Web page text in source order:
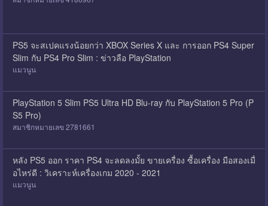
PS5 จะสเปคแรงน้อยกว่า XBOX Series X และ การออก PS4 Super
Slim กับ PS4 Pro Slim : ข่าวลือ PlayStation
แมวนูน
PlayStation 5 Slim PS5 Ultra HD Blu-ray กับ PlayStation 5 Pro (P
S5 Pro)
สมาชิกหมายเลข 2781661
หลัง PS5 ออก ราคา PS4 จะลดลงมั้ย ขายเครื่อง ซื้อเครื่อง มือสองเมื่
อไหร่ดี : วิเคราะห์เครื่องเกม 2020 - 2021
แมวนูน